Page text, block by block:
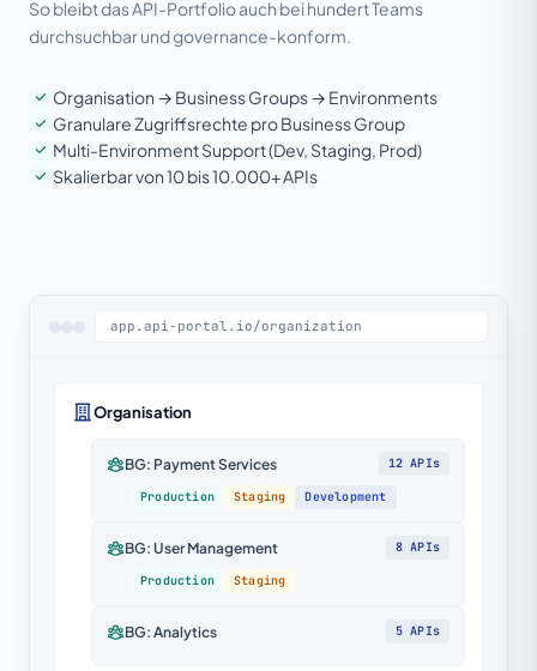
So bleibt das API-Portfolio auch bei hundert Teams
durchsuchbar und governance-konform.
Organisation → Business Groups → Environments
Granulare Zugriffsrechte pro Business Group
Multi-Environment Support (Dev, Staging, Prod)
Skalierbar von 10 bis 10.000+ APIs
app.api-portal.io/organization
Organisation
BG: Payment Services 12 APIs
Production Staging Development
BG: User Management 8 APIs
Production Staging
BG: Analytics 5 APIs